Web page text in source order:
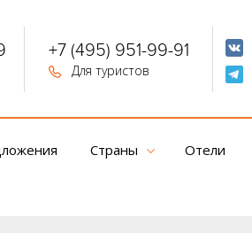
+7 (495) 951-99-91
Для туристов
Страны Отели